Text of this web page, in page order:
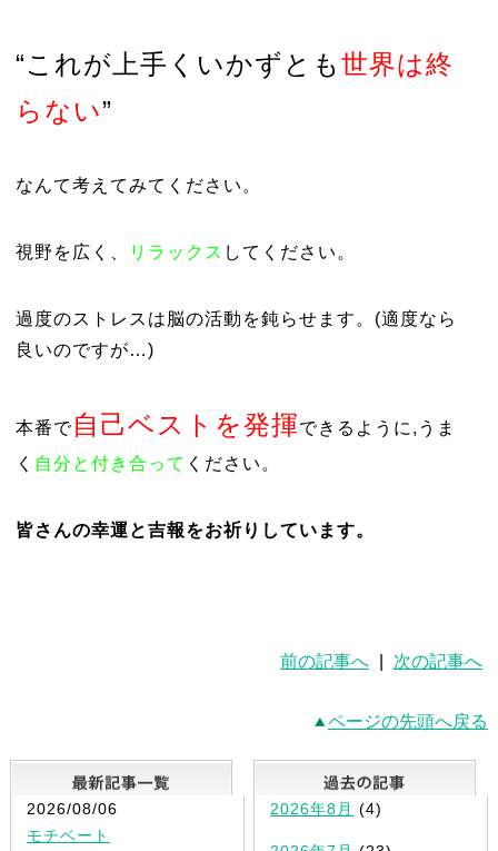
“これが上手くいかずとも世界は終
らない”
なんて考えてみてください。
視野を広く、 リラックス してください。
過度のストレスは脳の活動を鈍らせます。(適度なら
良いのですが…)
本番で自己ベストを発揮できるように,うま
く 自分と付き合って ください。
皆さんの幸運と吉報をお祈りしています。
前の記事へ 次の記事へ
ページの先頭へ戻る
最新記事一覧
2026/08/06
モチベート
2026年8月 (4)